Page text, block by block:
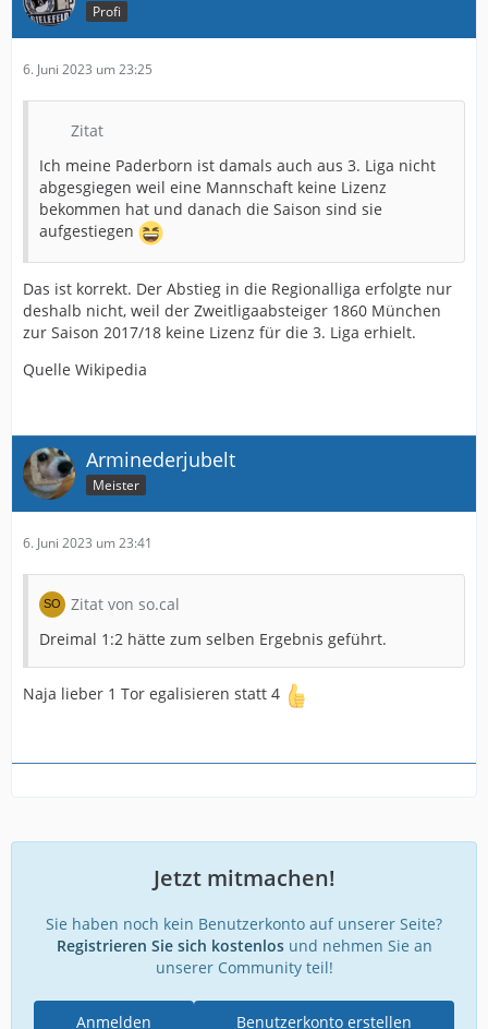
Profi
6. Juni 2023 um 23:25
Zitat
Ich meine Paderborn ist damals auch aus 3. Liga nicht
abgesgiegen weil eine Mannschaft keine Lizenz
bekommen hat und danach die Saison sind sie
aufgestiegen
Das ist korrekt. Der Abstieg in die Regionalliga erfolgte nur
deshalb nicht, weil der Zweitligaabsteiger 1860 München
zur Saison 2017/18 keine Lizenz für die 3. Liga erhielt.
Quelle Wikipedia
Arminederjubelt
Meister
6. Juni 2023 um 23:41
Zitat von so.cal
Dreimal 1:2 hätte zum selben Ergebnis geführt.
Naja lieber 1 Tor egalisieren statt 4
Jetzt mitmachen!
Sie haben noch kein Benutzerkonto auf unserer Seite?
Registrieren Sie sich kostenlosund nehmen Sie an
unserer Community teil!
Benutzerkonto erstellen
Anmelden